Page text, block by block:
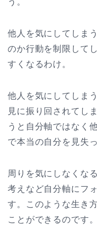
他人を気にしてしま
のか行動を制限して
すくなるわけ。
他人を気にしてしま
見に振り回されてし
うと自分軸ではなく
で本当の自分を見失
周りを気にしなくな
考えなど自分軸にフ
す。このような生き
ことができるのです。